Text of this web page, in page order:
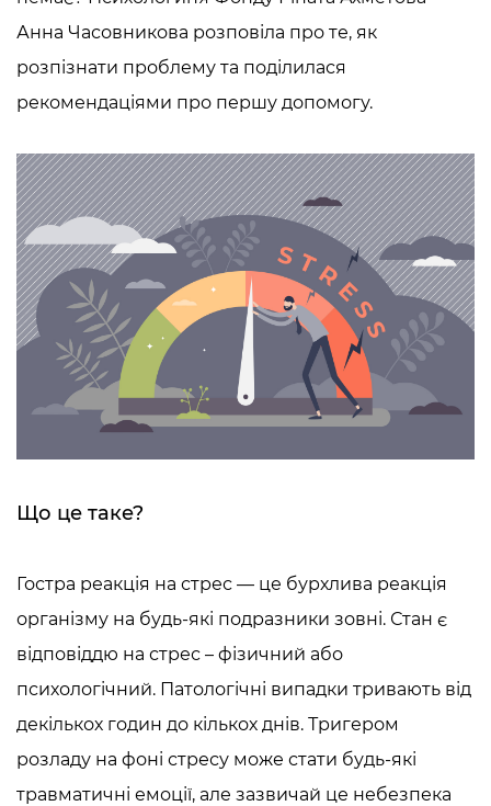
Анна Часовникова розповіла про те, як
розпізнати проблему та поділилася
рекомендаціями про першу допомогу.
Що це таке?
Гостра реакція на стрес — це бурхлива реакція
організму на будь-які подразники зовні. Стан є
відповіддю на стрес – фізичний або
психологічний. Патологічні випадки тривають від
декількох годин до кількох днів. Тригером
розладу на фоні стресу може стати будь-які
травматичні емоції, але зазвичай це небезпека